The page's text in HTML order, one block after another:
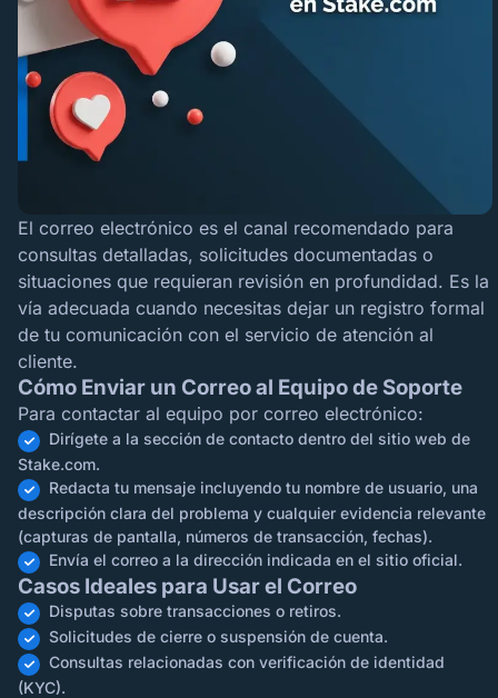
El correo electrónico es el canal recomendado para
consultas detalladas, solicitudes documentadas o
situaciones que requieran revisión en profundidad. Es la
vía adecuada cuando necesitas dejar un registro formal
de tu comunicación con el servicio de atención al
cliente.
Cómo Enviar un Correo al Equipo de Soporte
Para contactar al equipo por correo electrónico:
Dirígete a la sección de contacto dentro del sitio web de
Stake.com.
Redacta tu mensaje incluyendo tu nombre de usuario, una
descripción clara del problema y cualquier evidencia relevante
(capturas de pantalla, números de transacción, fechas).
Envía el correo a la dirección indicada en el sitio oficial.
Casos Ideales para Usar el Correo
Disputas sobre transacciones o retiros.
Solicitudes de cierre o suspensión de cuenta.
Consultas relacionadas con verificación de identidad
(KYC).